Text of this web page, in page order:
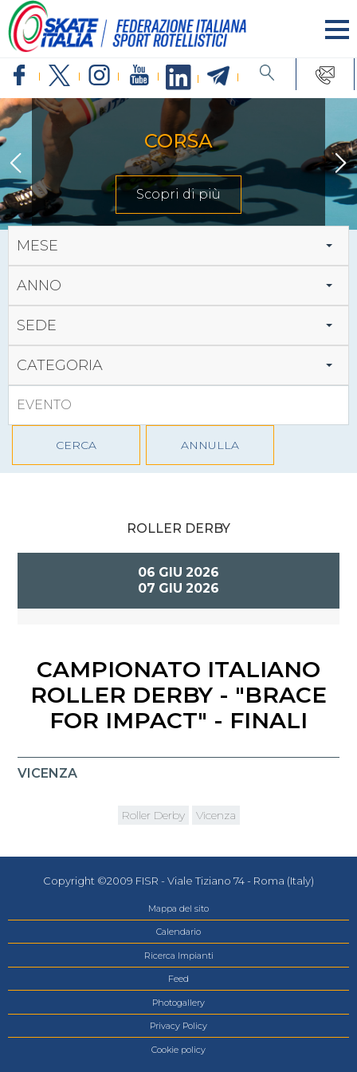
CORSA
Scopri di più
MESE
ANNO
SEDE
CATEGORIA
CERCA ANNULLA
ROLLER DERBY
06 GIU 2026
07 GIU 2026
CAMPIONATO ITALIANO
ROLLER DERBY - "BRACE
FOR IMPACT" - FINALI
VICENZA
Roller Derby Vicenza
Copyright ©2009 FISR - Viale Tiziano 74 - Roma (Italy)
Mappa del sito
Calendario
Ricerca Impianti
Feed
Photogallery
Privacy Policy
Cookie policy